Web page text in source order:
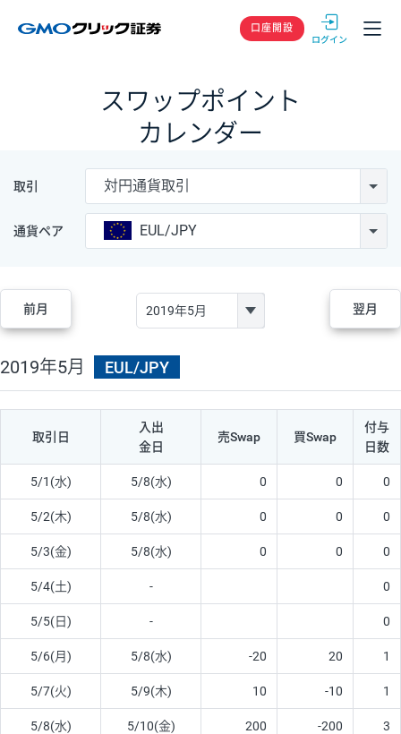
GMOクリック
口座開設
スワップポイント
カレンダー
取引 対円通貨取引
通貨ペア EUL/JPY
前月 翌月
2019年5月 EUL/JPY
取引日
入出
金日
売Swap 買Swap
付与
日数
5/1(水) 5/8(水) 0 0 0
5/2(木) 5/8(水) 0 0 0
5/3(金) 5/8(水) 0 0 0
5/4(土) - 0
5/5(日) - 0
5/6(月) 5/8(水) -20 20 1
5/7(火) 5/9(木) 10 -10 1
5/8(水) 5/10(金) 200 -200 3